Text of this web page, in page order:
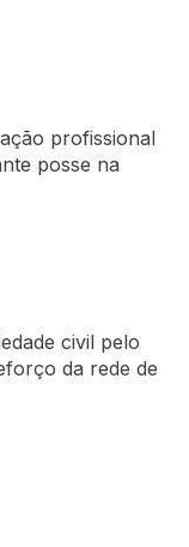
profissional
posse na
civil pelo
da rede de